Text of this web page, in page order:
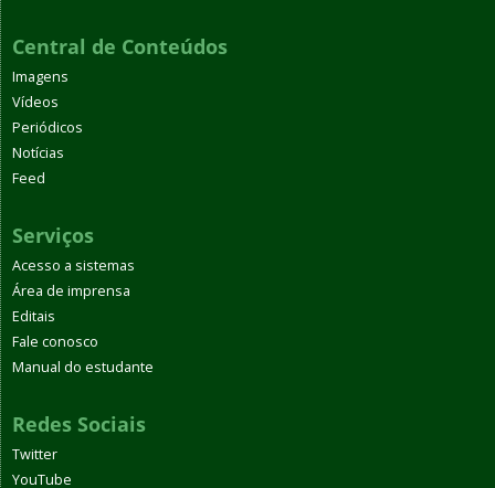
Central de Conteúdos
Imagens
Vídeos
Periódicos
Notícias
Feed
Serviços
Acesso a sistemas
Área de imprensa
Editais
Fale conosco
Manual do estudante
Redes Sociais
Twitter
YouTube